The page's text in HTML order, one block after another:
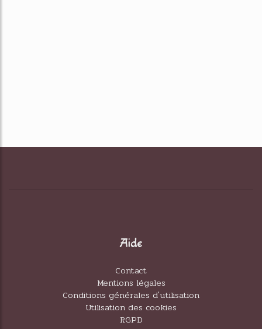
Aide
Contact
Mentions légales
Conditions générales d'utilisation
Utilisation des cookies
RGPD